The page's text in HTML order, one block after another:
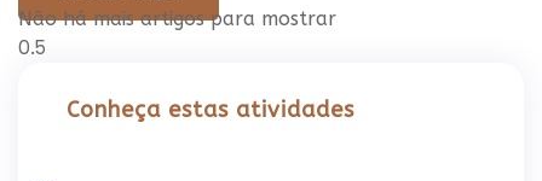
Não há mais artigos para mostrar
Conheça estas atividades